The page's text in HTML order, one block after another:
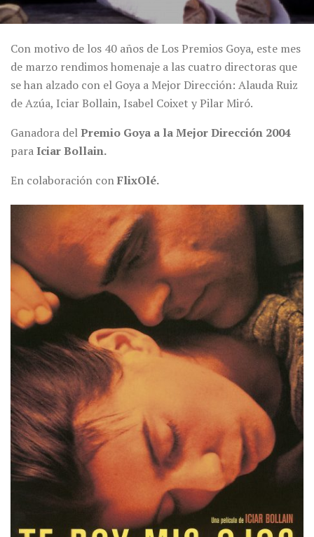
Con motivo de los 40 años de Los Premios Goya, este mes
de marzo rendimos homenaje a las cuatro directoras que
se han alzado con el Goya a Mejor Dirección: Alauda Ruiz
de Azúa, Iciar Bollain, Isabel Coixet y Pilar Miró.
Ganadora delPremio Goya a la Mejor Dirección 2004
paraIciar Bollain.
En colaboración conFlixOlé.